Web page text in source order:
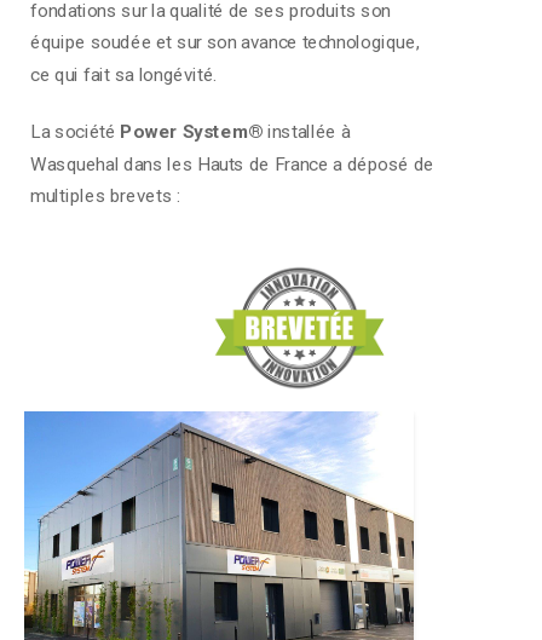
fondations sur la qualité de ses produits son
équipe soudée et sur son avance technologique,
ce qui fait sa longévité.
La société Power System® installée à
Wasquehal dans les Hauts de France a déposé de
multiples brevets :